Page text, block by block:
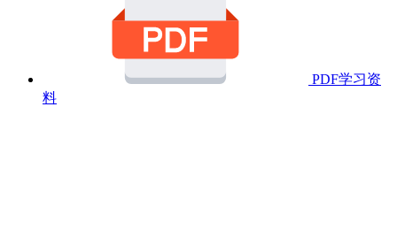
PDF学习资
料